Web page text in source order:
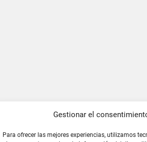
Gestionar el
Para ofrecer las mejores experiencias, utilizamos